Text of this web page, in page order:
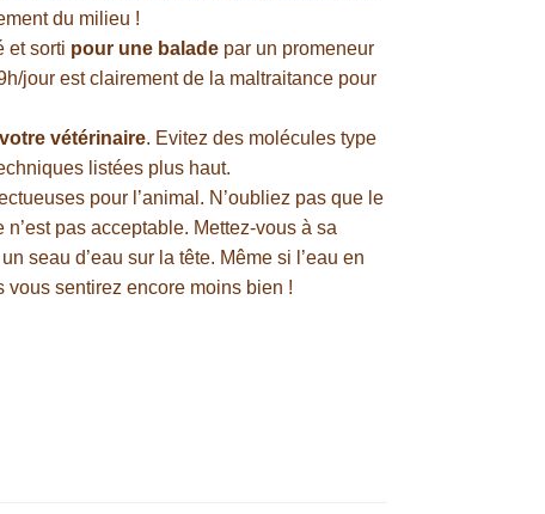
du milieu !
et sorti pour une balade par un promeneur
jour est clairement de la maltraitance pour
vétérinaire. Evitez des molécules type
listées plus haut.
pour l’animal. N’oubliez pas que le
pas acceptable. Mettez-vous à sa
seau d’eau sur la tête. Même si l’eau en
vous sentirez encore moins bien !